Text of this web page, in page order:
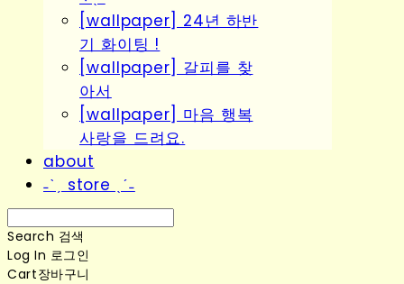
[wallpaper] 24년 하반
기 화이팅 !
[wallpaper] 갈피를 찾
아서
[wallpaper] 마음 행복
사랑을 드려요.
about
˗ˋˏ store ˎˊ˗
Search 검색
Log In 로그인
Cart장바구니